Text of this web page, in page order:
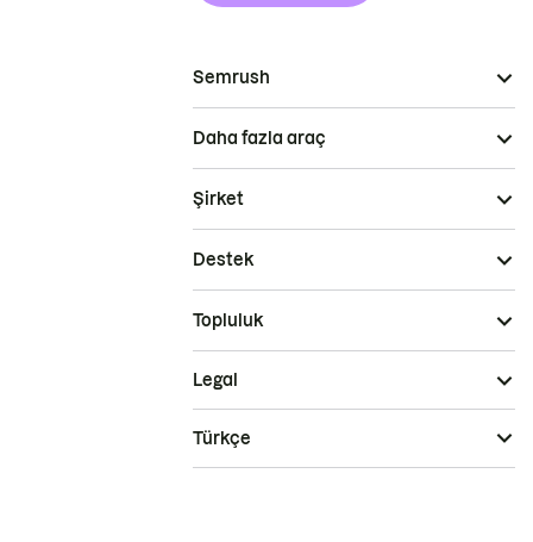
Semrush
Daha fazla araç
Şirket
Destek
Topluluk
Legal
Türkçe